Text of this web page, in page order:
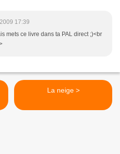
17:39
mets ce livre dans ta PAL direct ;)<br
La neige >